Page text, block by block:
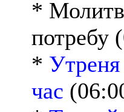
*
потребу
*
час